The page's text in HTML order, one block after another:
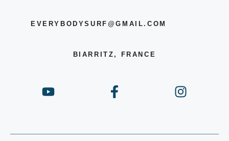
EVERYBODYSURF@GMAIL.COM
BIARRITZ, FRANCE